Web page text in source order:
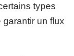
types
un flux